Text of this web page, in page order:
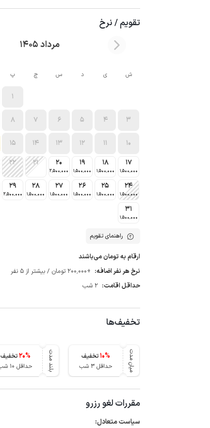
تقویم / نرخ
مرداد 1405
ش ی د س چ پ
1
3
4
5
6
7
8
10
11
12
13
14
15
17
1٬500٬000
18
1٬500٬000
19
1٬500٬000
20
2٬500٬000
21
22
24
1٬500٬000
25
1٬500٬000
26
1٬500٬000
27
1٬500٬000
28
1٬500٬000
29
2٬500٬000
31
1٬500٬000
راهنمای تقویم
ارقام به تومان می‌باشند
نرخ هر نفر اضافه: +200٬000 تومان / بیشتر از 5 نفر
حداقل اقامت: 2 شب
تخفیف‌ها
میان مدت 10%
تخفیف
حداقل 3 شب
بلند مدت 20%
تخفیف
حداقل 10 شب
مقررات لغو رزرو
سیاست متعادل: